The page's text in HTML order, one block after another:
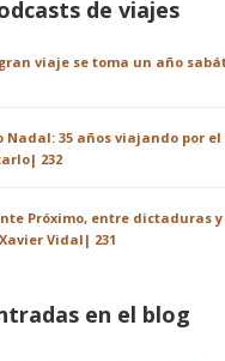
de viajes
gran viaje se toma un año
Nadal: 35 años viajando por
232
Próximo, entre dictaduras
Vidal| 231
en el blog